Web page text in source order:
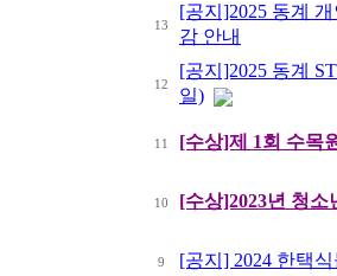
13
[공지]2025 동계
감 안내
12
[공지]2025 동계
일)
11 [수상]제 1회 수목
10 [수상]2023년 청소
9 [공지] 2024 한택